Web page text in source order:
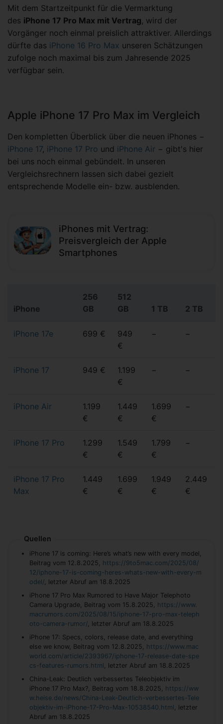
Mit dem Startzeitpunkt für die Vermarktung
des iPhone 17 Pro Max mit Vertrag, wird der
Vorgänger noch einmal preislich attraktiver. Allerdings
dürfte das iPhone 16 Pro Max unseren Schätzungen
zufolge noch maximal bis zum Jahresende 2025
verfügbar sein.
Apple iPhone 17 Pro Max im Vergleich
Den kompletten Überblick über die neuen iPhones −
iPhone 17, iPhone 17 Pro und iPhone Air − gibt's hier
bei uns noch einmal gebündelt. In unseren
Vergleichsrechnern lassen sich dabei gezielt
entsprechende Modelle ein- bzw. ausblenden.
iPhones mit Vertrag:
Preisvergleich der Apple
Smartphones
iPhone
256
GB
512
GB
1 TB 2 TB
iPhone 17e 699 €
949
€
− −
iPhone 17 949 €
1.199
€
− −
iPhone Air
1.199
€
1.449
€
1.699
€
−
iPhone 17 Pro
1.299
€
1.549
€
1.799
€
−
iPhone 17 Pro
Max
1.449
€
1.699
€
1.949
€
2.449
€
Quellen
iPhone 17 is coming: Here’s what’s new with every model,
Beitrag vom 12.8.2025, https://9to5mac.com/2025/08/
12/iphone-17-is-coming-heres-whats-new-with-every-m
odel/ , letzter Abruf am 18.8.2025
iPhone 17 Pro Max Rumored to Have Major Telephoto
Camera Upgrade, Beitrag vom 15.8.2025, https://www.
macrumors.com/2025/08/15/iphone-17-pro-max-teleph
oto-camera-rumor/ , letzter Abruf am 18.8.2025
iPhone 17: Specs, colors, release date, and everything
else we know, Beitrag vom 12.8.2025, https://www.mac
world.com/article/2393967/iphone-17-release-date-spe
cs-features-rumors.html , letzter Abruf am 18.8.2025
China-Leak: Deutlich verbessertes Teleobjektiv im
iPhone 17 Pro Max?, Beitrag vom 18.8.2025, https://ww
w.heise.de/news/China-Leak-Deutlich-verbessertes-Tele
objektiv-im-iPhone-17-Pro-Max-10538540.html , letzter
Abruf am 18.8.2025